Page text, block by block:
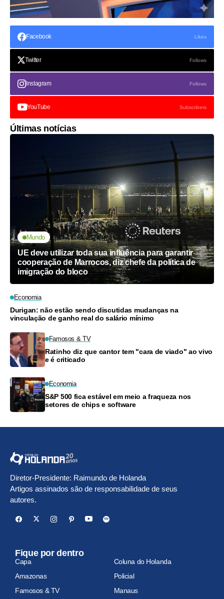
Facebook Likes
Twitter Follows
Instagram Follows
YouTube Subscribers
Últimas notícias
Mundo
UE deve utilizar toda sua influência para garantir
cooperação de Marrocos, diz chefe da política de
imigração do bloco
Economia
Durigan: não estão sendo discutidas mudanças na
vinculação de ganho real do salário mínimo
Famosos & TV
Ratinho diz que cantor tem "cara de viado" ao vivo
e é criticado
Economia
S&P 500 fica estável em meio a fraqueza nos
setores de chips e software
Diretor-Presidente: Raimundo de Holanda
Artigos assinados são de responsabilidade de seus
autores.
Fique por dentro
Capa
Coluna do Holanda
Amazonas
Policial
Famosos & TV
Manaus